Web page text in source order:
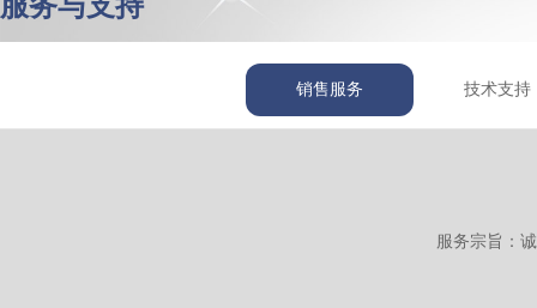
销售服务 技术支持
服务宗旨：